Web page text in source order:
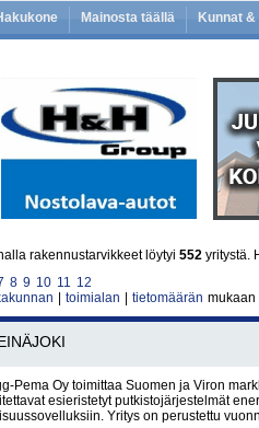
Mainosta täällä Kunnat
rakennustarvikkeet löytyi 552 yritystä.
8 9 10 11 12
toimialan tietomäärän mukaan
Pema Oy toimittaa Suomen ja Viron
esieristetyt putkistojärjestelmät
Yritys on perustettu